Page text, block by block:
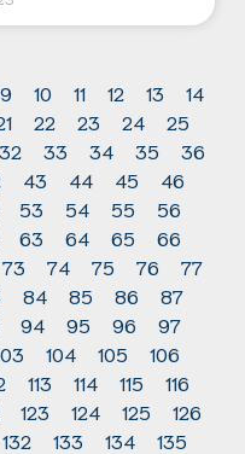
9 10 11 12 13
14
22 23 24
25
32 33 34 35
36
43 44 45
46
53 54 55
56
63 64 65
66
73 74 75 76
77
84 85 86
87
94 95 96
97
104 105
106
113 114 115
116
123 124 125
126
132 133 134
135